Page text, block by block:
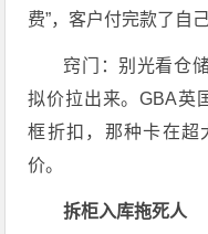
费”，客户付完款了自己
窍门：别光看仓
拟价拉出来。GBA英
框折扣，那种卡在超
价。
拆柜入库拖死人